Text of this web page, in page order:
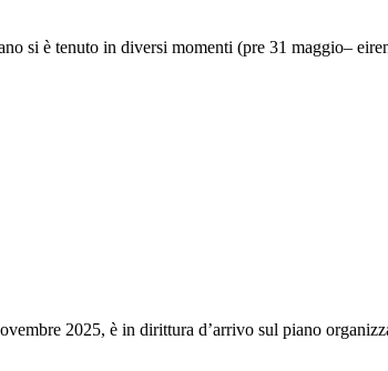
si è tenuto in diversi momenti (pre 31 maggio–
2025, è in dirittura d’arrivo sul piano